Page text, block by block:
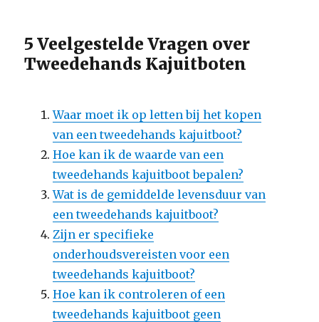
5 Veelgestelde Vragen over
Tweedehands Kajuitboten
Waar moet ik op letten bij het kopen
van een tweedehands kajuitboot?
Hoe kan ik de waarde van een
tweedehands kajuitboot bepalen?
Wat is de gemiddelde levensduur van
een tweedehands kajuitboot?
Zijn er specifieke
onderhoudsvereisten voor een
tweedehands kajuitboot?
Hoe kan ik controleren of een
tweedehands kajuitboot geen